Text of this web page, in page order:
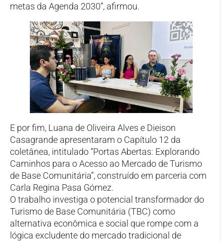
metas da Agenda 2030”, afirmou.
E por fim, Luana de Oliveira Alves e Dieison
Casagrande apresentaram o Capítulo 12 da
coletânea, intitulado “Portas Abertas: Explorando
Caminhos para o Acesso ao Mercado de Turismo
de Base Comunitária”, construído em parceria com
Carla Regina Pasa Gómez.
O trabalho investiga o potencial transformador do
Turismo de Base Comunitária (TBC) como
alternativa econômica e social que rompe com a
lógica excludente do mercado tradicional de